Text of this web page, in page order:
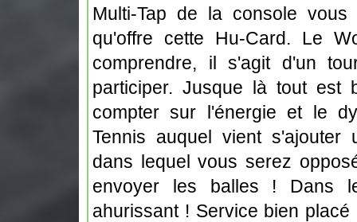
Multi-Tap de la console
qu'offre cette Hu-Card. Le
comprendre, il s'agit d'un
participer. Jusque là tout est
compter sur l'énergie et le
Tennis auquel vient s'ajouter
dans lequel vous serez
envoyer les balles ! Dans
ahurissant ! Service bien